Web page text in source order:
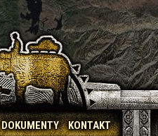
DOKUMENTY KONTAKT